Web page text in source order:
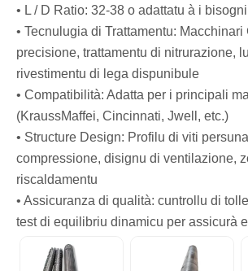
• L / D Ratio: 32-38 o adattatu à i
• Tecnulugia di Trattamentu: Macchinari
precisione, trattamentu di nitrurazione,
rivestimentu di lega dispunibule
• Compatibilità: Adatta per i principali
(KraussMaffei, Cincinnati, Jwell, etc.)
• Structure Design: Profilu di viti
compressione, disignu di ventilazione,
riscaldamentu
• Assicuranza di qualità: cuntrollu di
test di equilibriu dinamicu per assicurà